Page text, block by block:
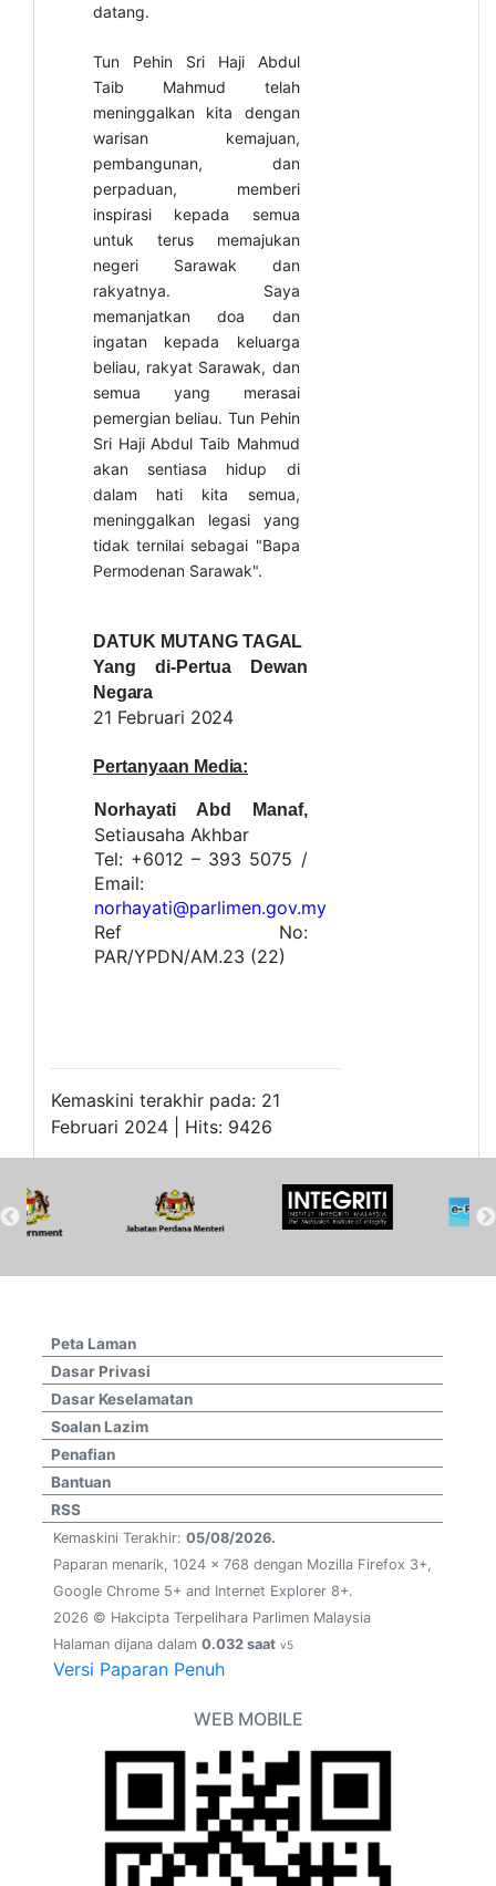
datang.
Tun Pehin Sri Haji Abdul
Taib Mahmud telah
meninggalkan kita dengan
warisan kemajuan,
pembangunan, dan
perpaduan, memberi
inspirasi kepada semua
untuk terus memajukan
negeri Sarawak dan
rakyatnya. Saya
memanjatkan doa dan
ingatan kepada keluarga
beliau, rakyat Sarawak, dan
semua yang merasai
pemergian beliau. Tun Pehin
Sri Haji Abdul Taib Mahmud
akan sentiasa hidup di
dalam hati kita semua,
meninggalkan legasi yang
tidak ternilai sebagai "Bapa
Permodenan Sarawak".
DATUK MUTANG TAGAL
Yang di-Pertua Dewan
Negara
21 Februari 2024
Pertanyaan Media:
Norhayati Abd Manaf,
Setiausaha Akhbar
Tel: +6012 – 393 5075 /
Email:
norhayati@parlimen.gov.my
Ref No:
PAR/YPDN/AM.23 (22)
Kemaskini terakhir pada: 21
Februari 2024 | Hits: 9426
Peta Laman
Dasar Privasi
Dasar Keselamatan
Soalan Lazim
Penafian
Bantuan
RSS
Kemaskini Terakhir: 05/08/2026.
Paparan menarik, 1024 x 768 dengan Mozilla Firefox 3+,
Google Chrome 5+ and Internet Explorer 8+.
2026 © Hakcipta Terpelihara Parlimen Malaysia
Halaman dijana dalam 0.032 saat v5
Versi Paparan Penuh
WEB MOBILE